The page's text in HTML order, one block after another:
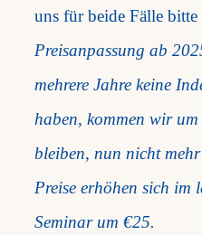
uns für beide Fälle bitte
Preisanpassung ab
mehrere Jahre keine
haben, kommen wir um
bleiben, nun nicht
Preise erhöhen sich im
Seminar um €25.